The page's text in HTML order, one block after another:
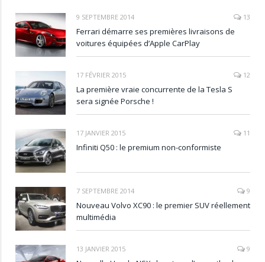
9 SEPTEMBRE 2014 13
Ferrari démarre ses premières livraisons de
voitures équipées d’Apple CarPlay
17 FÉVRIER 2015 12
La première vraie concurrente de la Tesla S
sera signée Porsche !
17 JANVIER 2015 11
Infiniti Q50 : le premium non-conformiste
7 SEPTEMBRE 2014 9
Nouveau Volvo XC90 : le premier SUV réellement
multimédia
13 JANVIER 2015 9